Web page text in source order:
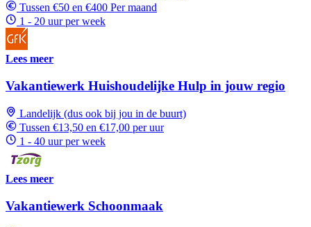
Tussen €50 en €400 Per maand
1 - 20 uur per week
Lees meer
Vakantiewerk Huishoudelijke Hulp in jouw regio
Landelijk (dus ook bij jou in de buurt)
Tussen €13,50 en €17,00 per uur
1 - 40 uur per week
Lees meer
Vakantiewerk Schoonmaak